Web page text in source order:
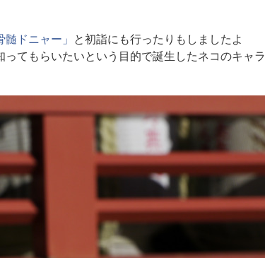
髄ドニャー」 と初詣にも行ったりもしましたよ
てもらいたいという目的で誕生したネコのキャラ